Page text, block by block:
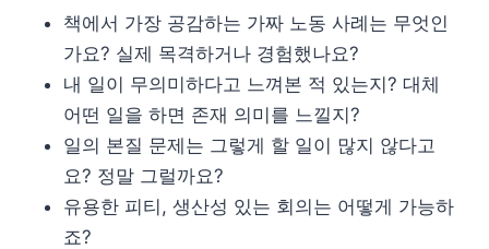
책에서 가장 공감하는 가짜 노동 사례는 무엇인
가요? 실제 목격하거나 경험했나요?
내 일이 무의미하다고 느껴본 적 있는지? 대체
어떤 일을 하면 존재 의미를 느낄지?
일의 본질 문제는 그렇게 할 일이 많지 않다고
요? 정말 그럴까요?
유용한 피티, 생산성 있는 회의는 어떻게 가능하
죠?